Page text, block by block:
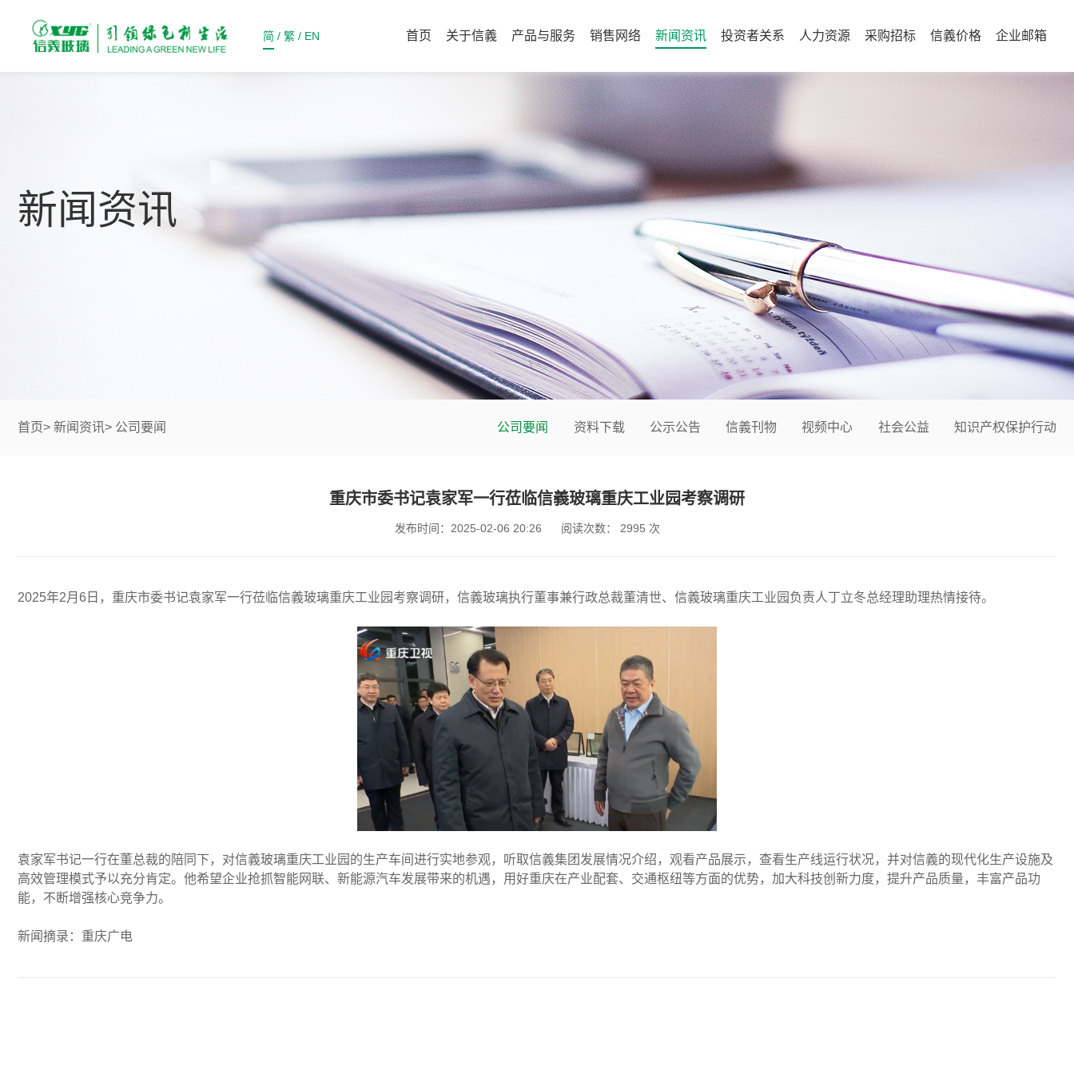
简 /繁 / EN 首页 关于信義 产品与服务 销售网络 新闻资讯 投资者关系 人力资源 采购招标 信義价格 企业邮箱
新闻资讯
首页> 新闻资讯> 公司要闻 公司要闻 资料下载 公示公告 信義刊物 视频中心 社会公益 知识产权保护行动
重庆市委书记袁家军一行莅临信義玻璃重庆工业园考察调研
发布时间：2025-02-06 20:26 阅读次数： 2995 次
2025年2月6日，重庆市委书记袁家军一行莅临信義玻璃重庆工业园考察调研，信義玻璃执行董事兼行政总裁董清世、信義玻璃重庆工业园负责人丁立冬总经理助理热情接待。
袁家军书记一行在董总裁的陪同下，对信義玻璃重庆工业园的生产车间进行实地参观，听取信義集团发展情况介绍，观看产品展示，查看生产线运行状况，并对信義的现代化生产设施及
高效管理模式予以充分肯定。他希望企业抢抓智能网联、新能源汽车发展带来的机遇，用好重庆在产业配套、交通枢纽等方面的优势，加大科技创新力度，提升产品质量，丰富产品功
能，不断增强核心竞争力。
新闻摘录：重庆广电